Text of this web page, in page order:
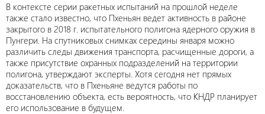
В контексте серии ракетных испытаний на прошлой неделе
также стало известно, что Пхеньян ведет активность в районе
закрытого в 2018 г. испытательного полигона ядерного оружия в
Пунгери. На спутниковых снимках середины января можно
различить следы движения транспорта, расчищенные дороги, а
также присутствие охранных подразделений на территории
полигона, утверждают эксперты. Хотя сегодня нет прямых
доказательств, что в Пхеньяне ведутся работы по
восстановлению объекта, есть вероятность, что КНДР планирует
его использование в будущем.